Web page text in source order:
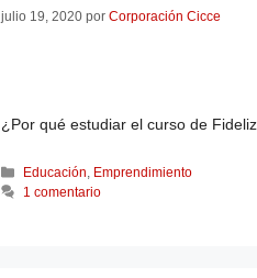
julio 19, 2020 por Corporación Cicce
¿Por qué estudiar el curso de
Educación, Emprendimiento
1 comentario